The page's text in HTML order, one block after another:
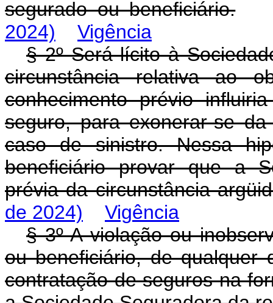
segurado ou beneficiário.
2024)
Vigência
§ 2º Será lícito à
circunstância relativa ao
conhecimento prévio
seguro, para exonerar-se
caso de sinistro. Nessa
beneficiário provar que a
prévia da circunstância
de 2024)
Vigência
§ 3º A violação ou
ou beneficiário, de qualquer
contratação de seguros na